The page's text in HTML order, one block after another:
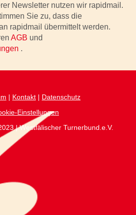
Newsletter nutzen wir rapidmail.
Sie zu, dass die
rapidmail übermittelt werden.
AGB und
.
| Kontakt | Datenschutz
Einstellungen
| Westfälischer Turnerbund.e.V.